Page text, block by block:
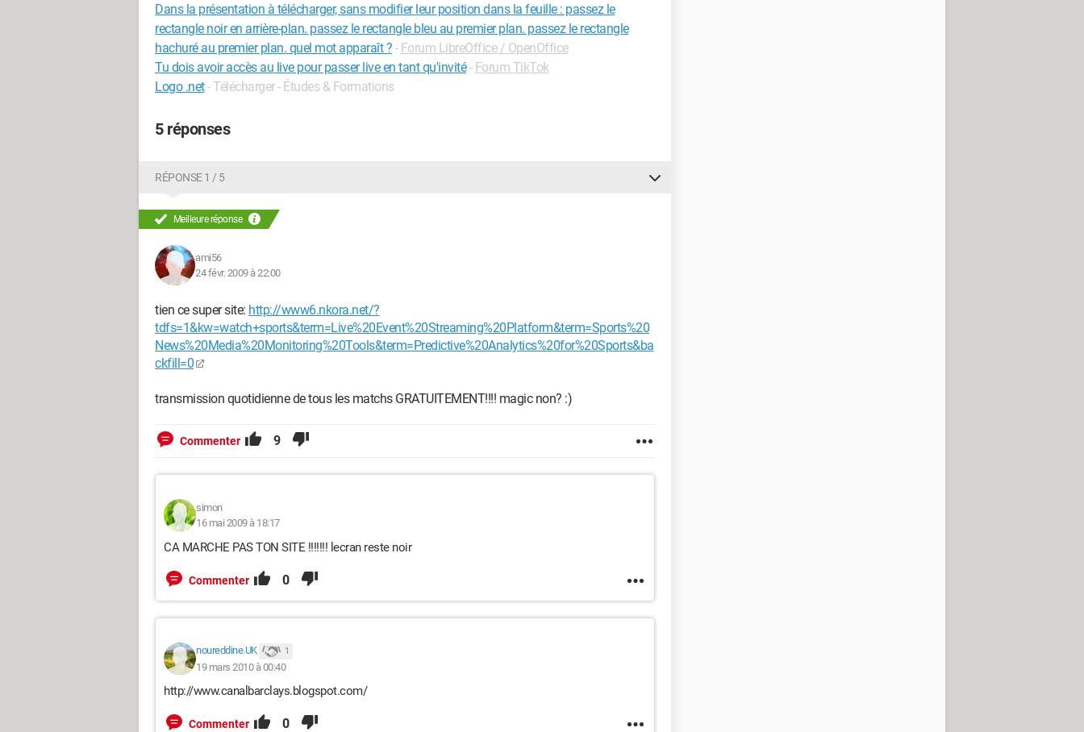
Dans la présentation à télécharger, sans modifier leur position dans la feuille : passez le
rectangle noir en arrière-plan. passez le rectangle bleu au premier plan. passez le rectangle
hachuré au premier plan. quel mot apparaît ? - Forum LibreOffice / OpenOffice
Tu dois avoir accès au live pour passer live en tant qu'invité - Forum TikTok
Logo .net- Télécharger - Études & Formations
5 réponses
RÉPONSE 1 / 5
Meilleure réponse
ami56
24 févr. 2009 à 22:00
tien ce super site: http://www6.nkora.net/?
tdfs=1&kw=watch+sports&term=Live%20Event%20Streaming%20Platform&term=Sports%20
News%20Media%20Monitoring%20Tools&term=Predictive%20Analytics%20for%20Sports&ba
ckfill=0
transmission quotidienne de tous les matchs GRATUITEMENT!!!! magic non? :)
Commenter 9
simon
16 mai 2009 à 18:17
CA MARCHE PAS TON SITE !!!!!!! lecran reste noir
Commenter 0
noureddine.UK 1
19 mars 2010 à 00:40
http://www.canalbarclays.blogspot.com/
Commenter 0